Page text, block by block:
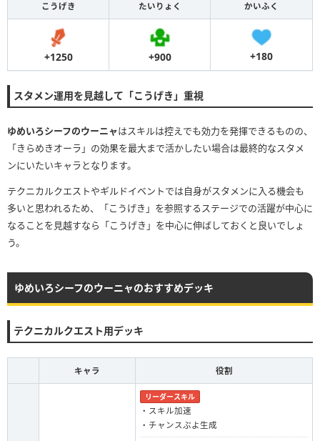
こうげき たいりょく かいふく
+1250 +900 +180
スタメン運用を見越して「こうげき」重視
ゆめいろシーフのウーニャはスキルは控えでも効力を発揮できるものの、
「きらめきオーラ」の効果を最大まで活かしたい場合は最終的なスタメ
ンにいたいキャラとなります。
テクニカルクエストやギルドイベントでは自身がスタメンに入る機会も
多いと思われるため、「こうげき」を参照するステージでの活躍が中心に
なることを見越すなら「こうげき」を中心に伸ばしておくと良いでしょ
う。
ゆめいろシーフのウーニャのおすすめデッキ
テクニカルクエスト用デッキ
キャラ 役割
リーダースキル
・スキル加速
・チャンスぷよ生成